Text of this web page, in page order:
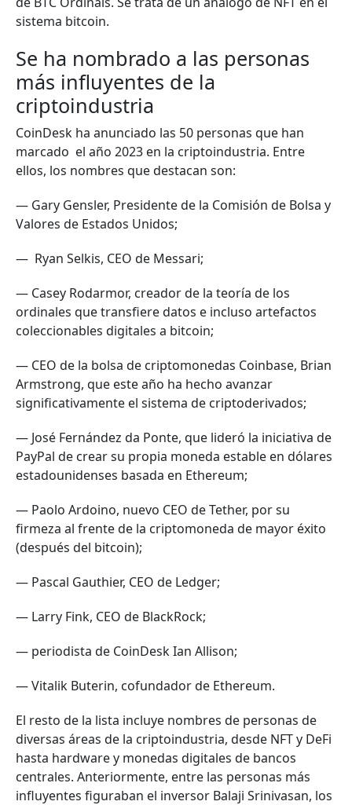
sistema bitcoin.
Se ha nombrado a las personas
más influyentes de la
criptoindustria
CoinDesk ha anunciado las 50 personas que han
marcado el año 2023 en la criptoindustria. Entre
ellos, los nombres que destacan son:
— Gary Gensler, Presidente de la Comisión de Bolsa y
Valores de Estados Unidos;
— Ryan Selkis, CEO de Messari;
— Casey Rodarmor, creador de la teoría de los
ordinales que transfiere datos e incluso artefactos
coleccionables digitales a bitcoin;
— CEO de la bolsa de criptomonedas Coinbase, Brian
Armstrong, que este año ha hecho avanzar
significativamente el sistema de criptoderivados;
— José Fernández da Ponte, que lideró la iniciativa de
PayPal de crear su propia moneda estable en dólares
estadounidenses basada en Ethereum;
— Paolo Ardoino, nuevo CEO de Tether, por su
firmeza al frente de la criptomoneda de mayor éxito
(después del bitcoin);
— Pascal Gauthier, CEO de Ledger;
— Larry Fink, CEO de BlackRock;
— periodista de CoinDesk Ian Allison;
— Vitalik Buterin, cofundador de Ethereum.
El resto de la lista incluye nombres de personas de
diversas áreas de la criptoindustria, desde NFT y DeFi
hasta hardware y monedas digitales de bancos
centrales. Anteriormente, entre las personas más
influyentes figuraban el inversor Balaji Srinivasan, los